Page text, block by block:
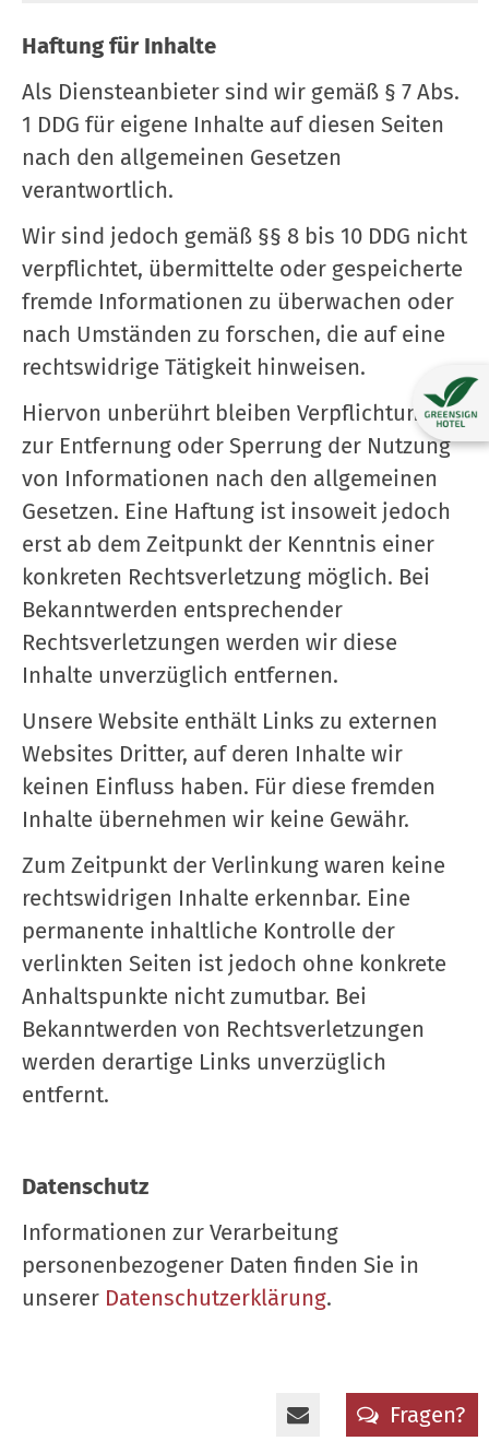
Haftung für Inhalte
Als Diensteanbieter sind wir gemäß § 7 Abs.
1 DDG für eigene Inhalte auf diesen Seiten
nach den allgemeinen Gesetzen
verantwortlich.
Wir sind jedoch gemäß §§ 8 bis 10 DDG nicht
verpflichtet, übermittelte oder gespeicherte
fremde Informationen zu überwachen oder
nach Umständen zu forschen, die auf eine
rechtswidrige Tätigkeit hinweisen.
Hiervon unberührt bleiben Verpflichtungen
zur Entfernung oder Sperrung der Nutzung
von Informationen nach den allgemeinen
Gesetzen. Eine Haftung ist insoweit jedoch
erst ab dem Zeitpunkt der Kenntnis einer
konkreten Rechtsverletzung möglich. Bei
Bekanntwerden entsprechender
Rechtsverletzungen werden wir diese
Inhalte unverzüglich entfernen.
Unsere Website enthält Links zu externen
Websites Dritter, auf deren Inhalte wir
keinen Einfluss haben. Für diese fremden
Inhalte übernehmen wir keine Gewähr.
Zum Zeitpunkt der Verlinkung waren keine
rechtswidrigen Inhalte erkennbar. Eine
permanente inhaltliche Kontrolle der
verlinkten Seiten ist jedoch ohne konkrete
Anhaltspunkte nicht zumutbar. Bei
Bekanntwerden von Rechtsverletzungen
werden derartige Links unverzüglich
entfernt.
Datenschutz
Informationen zur Verarbeitung
personenbezogener Daten finden Sie in
unserer Datenschutzerklärung.
Fragen?